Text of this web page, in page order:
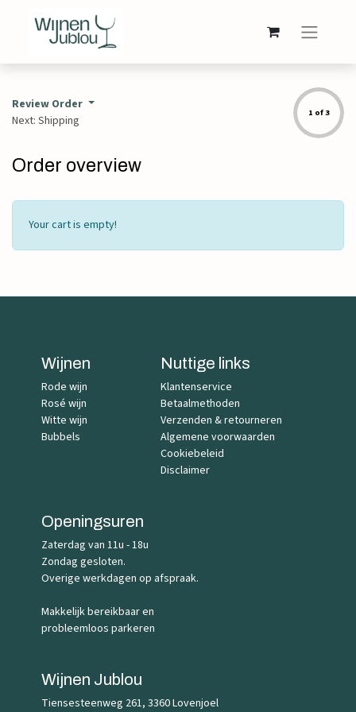
Review Order
Next: Shipping
1 of 3
Order overview
Your cart is empty!
Wijnen Jublou
Tiensesteenweg 261, 3360 Lovenjoel
Openingsuren
Zaterdag van 11u - 18u
Zondag gesloten.
Overige werkdagen op afspraak.
Makkelijk bereikbaar en
probleemloos parkeren
Wijnen
Rode wijn
Rosé wijn
Witte wijn
Bubbels
Nuttige links
Klantenservice
Betaalmethoden
Verzenden & retourneren
Algemene voorwaarden
Cookiebeleid
Disclaimer